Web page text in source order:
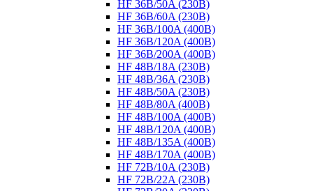
HF 36B/50A (230B)
HF 36B/60A (230B)
HF 36B/100A (400B)
HF 36B/120A (400B)
HF 36B/200A (400B)
HF 48B/18A (230B)
HF 48B/36A (230B)
HF 48B/50A (230B)
HF 48B/80A (400B)
HF 48B/100A (400B)
HF 48B/120A (400B)
HF 48B/135A (400B)
HF 48B/170A (400B)
HF 72B/10A (230B)
HF 72B/22A (230B)